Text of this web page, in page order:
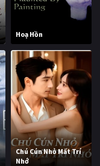
Hoạ Hồn
Chú Cún Nhỏ Mất Trí
Nhớ